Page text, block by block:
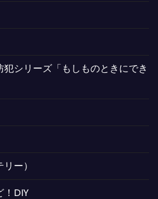
シリーズ「もしものときにでき
ー）
！DIY